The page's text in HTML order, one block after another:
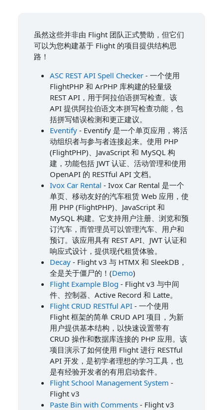
虽然这些并非由 Flight 团队正式赞助，但它们
可以为您构建基于 Flight 的项目提供结构思
路！
ASC REST API Spell Checker - 一个使用
FlightPHP 和 ArPHP 库构建的轻量级
REST API，用于阿拉伯语拼写检查。该
API 提供阿拉伯语文本拼写检查功能，包
括拼写错误检测和更正建议。
Eventify - Eventify 是一个单页应用，将活
动组织者与参与者连接起来。使用 PHP
(FlightPHP)、JavaScript 和 MySQL 构
建，功能包括 JWT 认证、活动管理和使用
OpenAPI 的 RESTful API 文档。
Ivox Car Rental - Ivox Car Rental 是一个
单页、移动友好的汽车租赁 Web 应用，使
用 PHP (FlightPHP)、JavaScript 和
MySQL 构建。它支持用户注册、浏览和预
订汽车，而管理员可以管理汽车、用户和
预订。该应用具有 REST API、JWT 认证和
响应式设计，提供现代租赁体验。
Decay - Flight v3 与 HTMX 和 SleekDB，
全是关于僵尸的！(Demo)
Flight Example Blog - Flight v3 与中间
件、控制器、Active Record 和 Latte。
Flight CRUD RESTful API - 一个使用
Flight 框架的简单 CRUD API 项目，为新
用户提供基本结构，以快速设置带有
CRUD 操作和数据库连接的 PHP 应用。该
项目演示了如何使用 Flight 进行 RESTful
API 开发，是初学者理想的学习工具，也
是有经验开发者的有用启动套件。
Flight School Management System -
Flight v3
Paste Bin with Comments - Flight v3